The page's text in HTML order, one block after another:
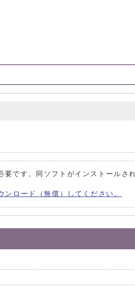
です。同ソフトがインストールさ
ロード（無償）してください。